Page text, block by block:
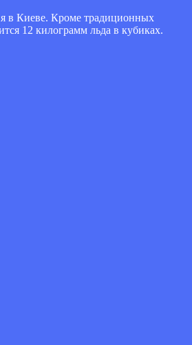
в Киеве. Кроме традиционных
12 килограмм льда в кубиках.